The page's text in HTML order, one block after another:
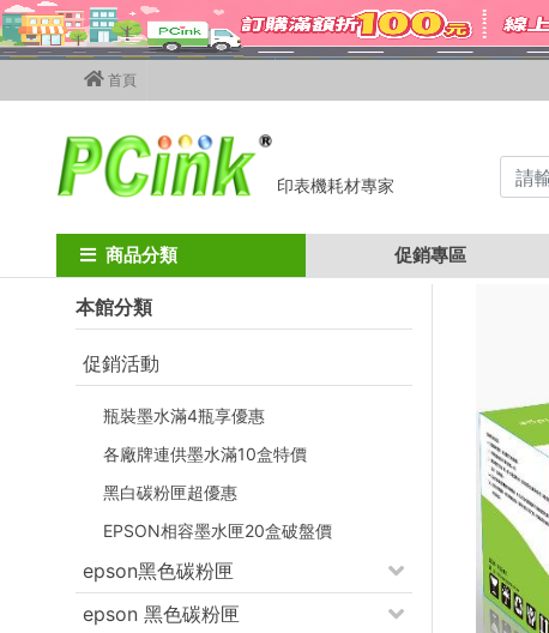
首頁
印表機耗材專家
商品分類 促銷專區
Home epson碳粉匣 epson彩色碳粉匣 c1700 / c1750 / cx17nf
本館分類
促銷活動
瓶裝墨水滿4瓶享優惠
各廠牌連供墨水滿10盒特價
黑白碳粉匣超優惠
EPSON相容墨水匣20盒破盤價
epson黑色碳粉匣
epson 黑色碳粉匣